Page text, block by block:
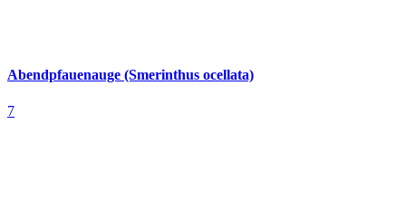
Abendpfauenauge (Smerinthus ocellata)
7